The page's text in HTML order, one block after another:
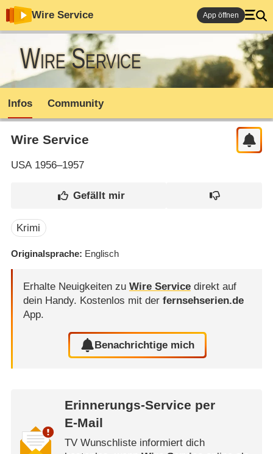
Wire Service App öffnen
Wire Service
Infos Community
Wire Service
USA1956–1957
Krimi
Originalsprache Englisch
Erhalte Neuigkeiten zu Wire Servicedirekt auf
dein Handy. Kostenlos mit der fernsehserien.de
App.
Benachrichtige mich
Erinnerungs-Service per
E-Mail
TV Wunschliste informiert dich